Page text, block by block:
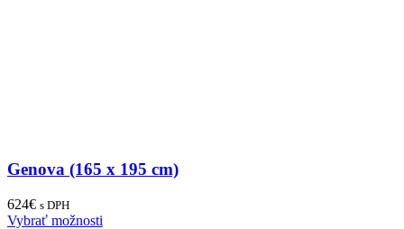
Genova (165 x 195 cm)
624€ s DPH
Vybrať možnosti